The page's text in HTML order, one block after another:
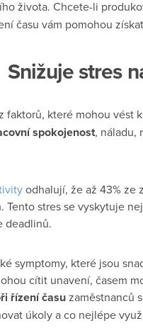
života. Chcete-li
času vám pomohou
Snižuje stres
faktorů, které mohou vést
spokojenost, náladu,
odhalují, že až 43% ze
Tento stres se vyskytuje
deadlinů.
symptomy, které jsou
cítit unavení, časem
řízení časuzaměstnanců
úkoly a co nejlépe